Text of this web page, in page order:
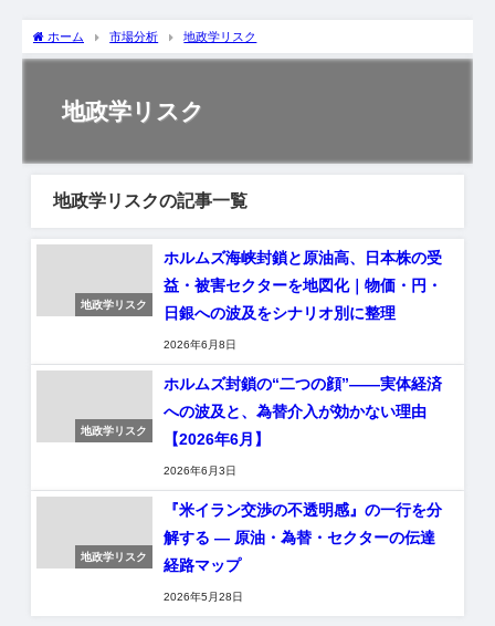
ホーム 市場分析 地政学リスク
地政学リスク
地政学リスクの記事一覧
地政学リスク
ホルムズ海峡封鎖と原油高、日本株の受
益・被害セクターを地図化｜物価・円・
日銀への波及をシナリオ別に整理
2026年6月8日
地政学リスク
ホルムズ封鎖の“二つの顔”――実体経済
への波及と、為替介入が効かない理由
【2026年6月】
2026年6月3日
地政学リスク
『米イラン交渉の不透明感』の一行を分
解する — 原油・為替・セクターの伝達
経路マップ
2026年5月28日